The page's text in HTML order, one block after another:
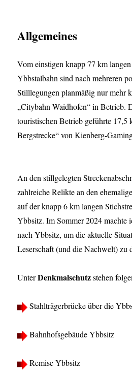
Allgemeines
Vom einstigen knapp 77 km
Ybbstalbahn sind nach mehreren
Stilllegungen planmäßig nur mehr
„Citybahn Waidhofen“ in Betrieb.
touristischen Betrieb geführte 17,5
Bergstrecke“ von Kienberg-
An den stillgelegten
zahlreiche Relikte an den
auf der knapp 6 km langen
Ybbsitz. Im Sommer 2024 machte
nach Ybbsitz, um die aktuelle
Leserschaft (und die Nachwelt) zu
UnterDenkmalschutzstehen
Stahlträgerbrücke über die
Bahnhofsgebäude Ybbsitz
Remise Ybbsitz